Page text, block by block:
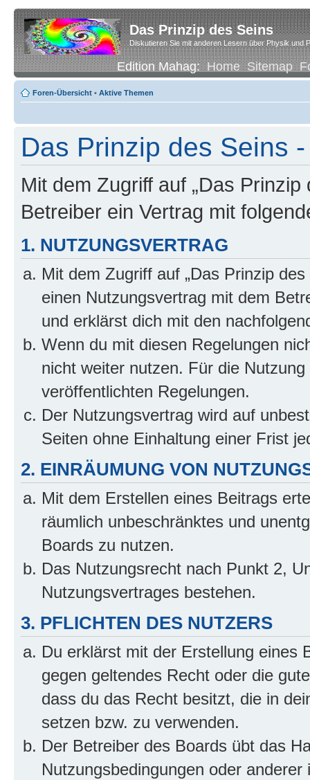
Das Prinzip des Seins
Diskutieren Sie mit anderen Lesern über Physik und
Edition Mahag:Home Sitemap
Foren-Übersicht • Aktive Themen
Das Prinzip des Seins
Mit dem Zugriff auf „Das
Betreiber ein Vertrag mit
1. NUTZUNGSVERTRAG
Mit dem Zugriff auf „Das Prinzip
einen Nutzungsvertrag mit dem
und erklärst dich mit den
Wenn du mit diesen Regelungen
nicht weiter nutzen. Für die
veröffentlichten Regelungen.
Der Nutzungsvertrag wird auf
Seiten ohne Einhaltung einer Frist
2. EINRÄUMUNG VON
Mit dem Erstellen eines Beitrags
räumlich unbeschränktes und
Boards zu nutzen.
Das Nutzungsrecht nach Punkt 2,
Nutzungsvertrages bestehen.
3. PFLICHTEN DES NUTZERS
Du erklärst mit der Erstellung eines
gegen geltendes Recht oder die
dass du das Recht besitzt, die in
setzen bzw. zu verwenden.
Der Betreiber des Boards übt das
Nutzungsbedingungen oder